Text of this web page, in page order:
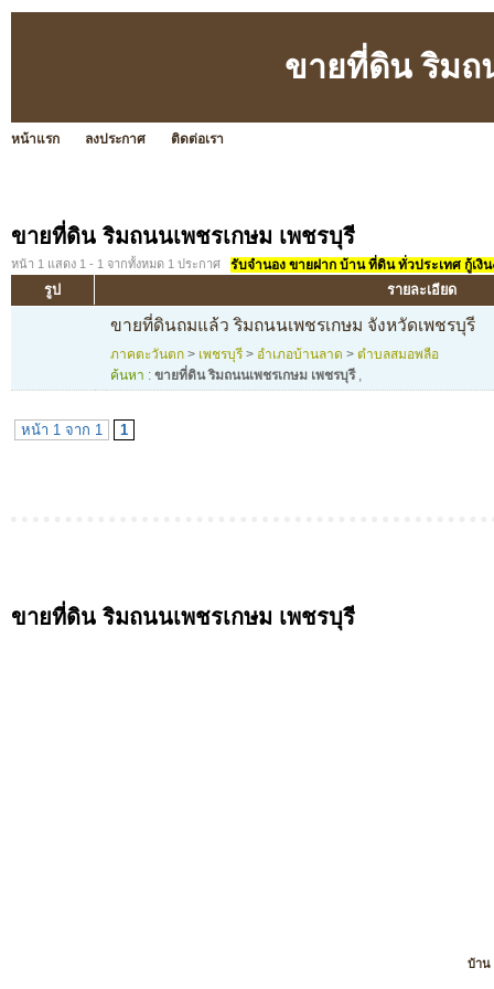
ขายที่ดิน ริมถ
หน้าแรก ลงประกาศ ติดต่อเรา
ขายที่ดิน ริมถนนเพชรเกษม เพชรบุรี
หน้า 1 แสดง 1 - 1 จากทั้งหมด 1 ประกาศ รับจำนอง ขายฝาก บ้าน ที่ดิน ทั่วประเทศ กู้เงิ
รูป รายละเอียด
ขายที่ดินถมแล้ว ริมถนนเพชรเกษม จังหวัดเพชรบุรี
ภาคตะวันตก > เพชรบุรี > อำเภอบ้านลาด > ตำบลสมอพลือ
ค้นหา : ขายที่ดิน ริมถนนเพชรเกษม เพชรบุรี,
หน้า 1 จาก 1 1
ขายที่ดิน ริมถนนเพชรเกษม เพชรบุรี
บ้าน